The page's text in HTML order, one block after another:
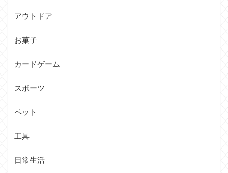
アウトドア
お菓子
カードゲーム
スポーツ
ペット
工具
日常生活